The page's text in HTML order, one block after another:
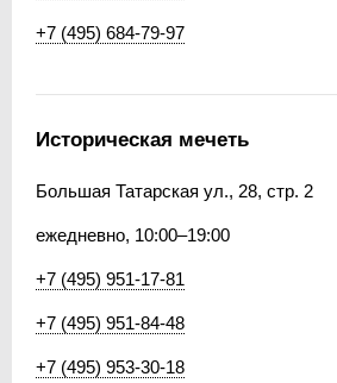
+7 (495) 684-79-97
Историческая мечеть
Большая Татарская ул., 28, стр. 2
ежедневно, 10:00–19:00
+7 (495) 951-17-81
+7 (495) 951-84-48
+7 (495) 953-30-18